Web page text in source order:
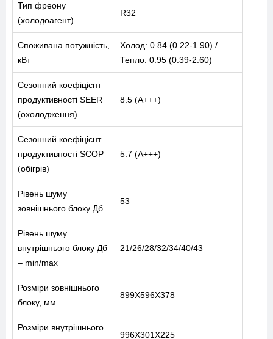
Тип фреону
(холодоагент)
R32
Споживана потужність,
кВт
Холод: 0.84 (0.22-1.90) /
Тепло: 0.95 (0.39-2.60)
Сезонний коефіцієнт
продуктивності SEER
(охолодження)
8.5 (A+++)
Сезонний коефіцієнт
продуктивності SCOP
(обігрів)
5.7 (A+++)
Рівень шуму
зовнішнього блоку Дб
53
Рівень шуму
внутрішнього блоку Дб
– min/max
21/26/28/32/34/40/43
Розміри зовнішнього
блоку, мм
899X596X378
Розміри внутрішнього
996X301X225